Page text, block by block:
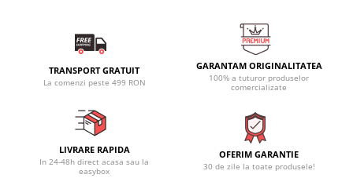
TRANSPORT GRATUIT
La comenzi peste 499 RON
GARANTAM ORIGINALITATEA
100% a tuturor produselor
comercializate
LIVRARE RAPIDA
In 24-48h direct acasa sau la
easybox
OFERIM GARANTIE
30 de zile la toate produsele!